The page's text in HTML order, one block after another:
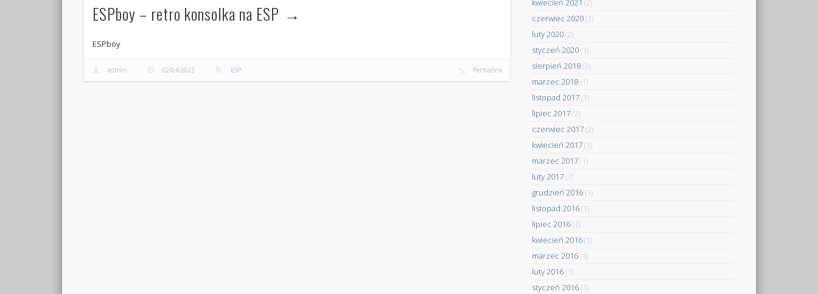
ESPboy – retro konsolka na ESP
ESPboy
admin 02/04/2023 ESP Permalink
kwiecień 2021 (2)
czerwiec 2020(1)
luty 2020(2)
styczeń 2020(1)
sierpień 2018(3)
marzec 2018(1)
listopad 2017(1)
lipiec 2017(2)
czerwiec 2017(2)
kwiecień 2017(1)
marzec 2017(1)
luty 2017(3)
grudzień 2016(1)
listopad 2016(1)
lipiec 2016(1)
kwiecień 2016(1)
marzec 2016(4)
luty 2016(1)
styczeń 2016(1)